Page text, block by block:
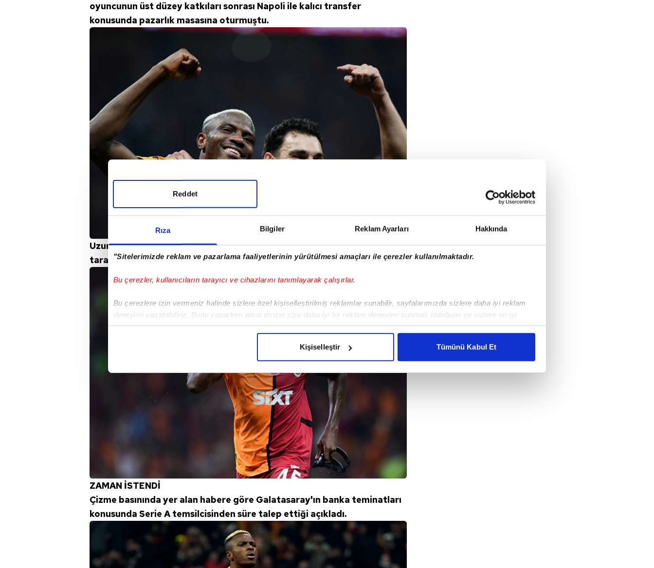
Rıza Bilgiler Reklam Ayarları Hakkında
"Sitelerimizde reklam ve pazarlama faaliyetlerinin yürütülmesi amaçları ile çerezler kullanılmaktadır.
Bu çerezler, kullanıcıların tarayıcı ve cihazlarını tanımlayarak çalışırlar.
Bu çerezlere izin vermeniz halinde sizlere özel kişiselleştirilmiş reklamlar sunabilir, sayfalarımızda sizlere daha iyi reklam
deneyimi yaşatabiliriz. Bunu yaparken amacımızın size daha iyi bir reklam deneyimi sunmak olduğunu ve sizlere en iyi
içerikleri sunabilmek adına elimizden gelen çabayı gösterdiğimizi ve bu noktada, reklamların maliyetlerimizi karşılamak
Her halükârda, kullanıcılar, bu çerezlere izin vermedikleri takdirde, kullanıcılara hedefli reklamlar gösterilmeyecektir."
Sizlere daha iyi bir hizmet sunabilmek için İnternet Sitemizde kendimize ve üçüncü kişilere ait çerezler kullanılmaktadır. Bu
çerezler vasıtasıyla çeşitli kişisel verileriniz işlenmekte olup gerekli olan çerezler bilgi toplumu hizmetlerinin sunulması
amacıyla kullanılmaktadır. Diğer çerezler, sitemizin daha işlevsel kılınması ve kişiselleştirilmesi ve sizlere yönelik
reklam/pazarlama faaliyetlerinin yapılması, amaçlarıyla sınırlı olarak açık rızanız dahilinde kullanılacaktır.
Çerezlere ilişkin tercihlerinizi aşağıda yer alan panel vasıtasıyla belirleyebilirsiniz. Çerezlere ilişkin detaylı bilgi için Ayarlar
butonuna tıklayabilir,
Çerez Bilgilendirme Metnimiziziyaret edebilirsiniz.
6698 sayılı Kişisel Verilerin Korunması Kanunu uyarınca hazırlanmış Aydınlatma Metnimizi okumak ve sitemizde ilgili
mevzuata uygun olarak kullanılan çerezlerle ilgili bilgi almak için lütfen
Reddet
Kişiselleştir Tümünü Kabul Et
oyuncunun üst düzey katkıları sonrası Napoli ile kalıcı transfer
konusunda pazarlık masasına oturmuştu.
Uzun ve sancılı geçen görüşmelerin sonunda Osimhen konusunda
taraflar el sıkışmış ve transfer yalnızca imzaya kalmıştı.
ZAMAN İSTENDİ
Çizme basınında yer alan habere göre Galatasaray'ın banka teminatları
konusunda Serie A temsilcisinden süre talep ettiği açıkladı.